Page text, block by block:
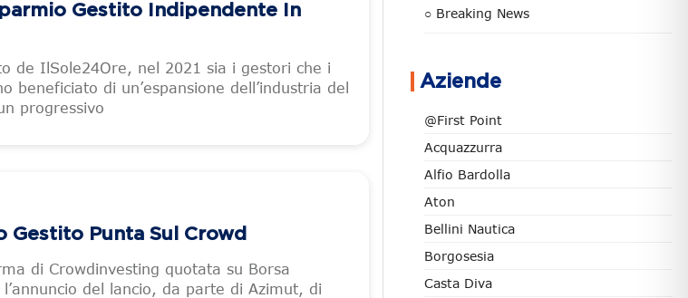
Gestito Indipendente In
de IlSole24Ore, nel 2021 sia i gestori che i
di un’espansione dell’industria del
progressivo
Gestito Punta Sul Crowd
di Crowdinvesting quotata su Borsa
del lancio, da parte di Azimut, di
○ Breaking News
Aziende
@First Point
Acquazzurra
Alfio Bardolla
Aton
Bellini Nautica
Borgosesia
Casta Diva